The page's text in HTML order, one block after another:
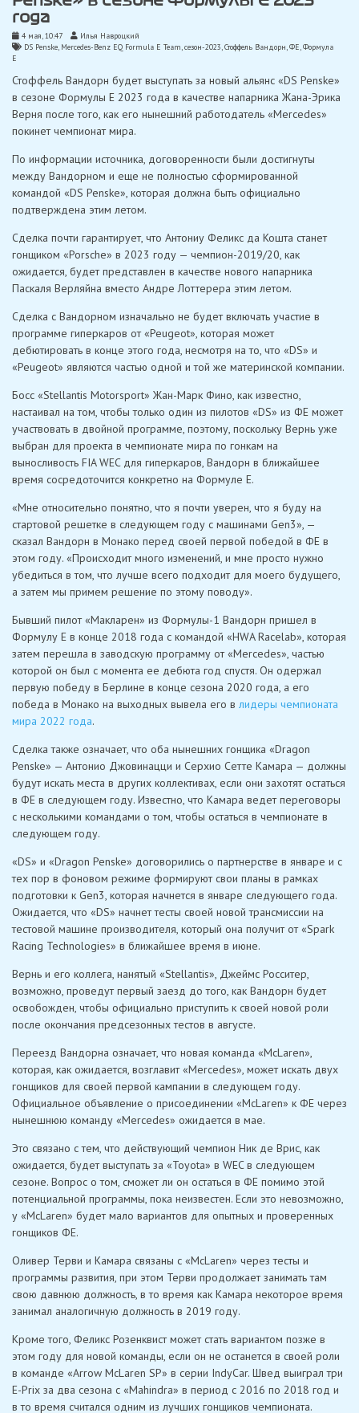
года
4 мая, 10:47
Илья Навроцкий
DS Penske, Mercedes-Benz EQ Formula E Team,сезон-2023,Стоффель Вандорн,ФЕ,Формула
Е
Стоффель Вандорн будет выступать за новый альянс «DS Penske»
в сезоне Формулы E 2023 года в качестве напарника Жана-Эрика
Верня после того, как его нынешний работодатель «Mercedes»
покинет чемпионат мира.
По информации источника, договоренности были достигнуты
между Вандорном и еще не полностью сформированной
командой «DS Penske», которая должна быть официально
подтверждена этим летом.
Сделка почти гарантирует, что Антониу Феликс да Кошта станет
гонщиком «Porsche» в 2023 году — чемпион-2019/20, как
ожидается, будет представлен в качестве нового напарника
Паскаля Верляйна вместо Андре Лоттерера этим летом.
Сделка с Вандорном изначально не будет включать участие в
программе гиперкаров от «Peugeot», которая может
дебютировать в конце этого года, несмотря на то, что «DS» и
«Peugeot» являются частью одной и той же материнской компании.
Босс «Stellantis Motorsport» Жан-Марк Фино, как известно,
настаивал на том, чтобы только один из пилотов «DS» из ФE может
участвовать в двойной программе, поэтому, поскольку Вернь уже
выбран для проекта в чемпионате мира по гонкам на
выносливость FIA WEC для гиперкаров, Вандорн в ближайшее
время сосредоточится конкретно на Формуле E.
«Мне относительно понятно, что я почти уверен, что я буду на
стартовой решетке в следующем году с машинами Gen3», —
сказал Вандорн в Монако перед своей первой победой в ФE в
этом году. «Происходит много изменений, и мне просто нужно
убедиться в том, что лучше всего подходит для моего будущего,
а затем мы примем решение по этому поводу».
Бывший пилот «Макларен» из Формулы-1 Вандорн пришел в
Формулу E в конце 2018 года с командой «HWA Racelab», которая
затем перешла в заводскую программу от «Mercedes», частью
которой он был с момента ее дебюта год спустя. Он одержал
первую победу в Берлине в конце сезона 2020 года, а его
победа в Монако на выходных вывела его в лидеры чемпионата
мира 2022 года.
Сделка также означает, что оба нынешних гонщика «Dragon
Penske» — Антонио Джовинацци и Серхио Сетте Камара — должны
будут искать места в других коллективах, если они захотят остаться
в ФЕ в следующем году. Известно, что Камара ведет переговоры
с несколькими командами о том, чтобы остаться в чемпионате в
следующем году.
«DS» и «Dragon Penske» договорились о партнерстве в январе и с
тех пор в фоновом режиме формируют свои планы в рамках
подготовки к Gen3, которая начнется в январе следующего года.
Ожидается, что «DS» начнет тесты своей новой трансмиссии на
тестовой машине производителя, который она получит от «Spark
Racing Technologies» в ближайшее время в июне.
Вернь и его коллега, нанятый «Stellantis», Джеймс Росситер,
возможно, проведут первый заезд до того, как Вандорн будет
освобожден, чтобы официально приступить к своей новой роли
после окончания предсезонных тестов в августе.
Переезд Вандорна означает, что новая команда «McLaren»,
которая, как ожидается, возглавит «Mercedes», может искать двух
гонщиков для своей первой кампании в следующем году.
Официальное объявление о присоединении «McLaren» к ФE через
нынешнюю команду «Mercedes» ожидается в мае.
Это связано с тем, что действующий чемпион Ник де Врис, как
ожидается, будет выступать за «Toyota» в WEC в следующем
сезоне. Вопрос о том, сможет ли он остаться в ФЕ помимо этой
потенциальной программы, пока неизвестен. Если это невозможно,
у «McLaren» будет мало вариантов для опытных и проверенных
гонщиков ФE.
Оливер Терви и Камара связаны с «McLaren» через тесты и
программы развития, при этом Терви продолжает занимать там
свою давнюю должность, в то время как Камара некоторое время
занимал аналогичную должность в 2019 году.
Кроме того, Феликс Розенквист может стать вариантом позже в
этом году для новой команды, если он не останется в своей роли
в команде «Arrow McLaren SP» в серии IndyCar. Швед выиграл три
E-Prix за два сезона с «Mahindra» в период с 2016 по 2018 год и
в то время считался одним из лучших гонщиков чемпионата.